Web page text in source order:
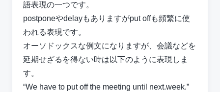
語表現の一つです。
postponeやdelayもありますがput offも頻繁に使
われる表現です。
オーソドックスな例文になりますが、会議などを
延期せざるを得ない時は以下のように表現しま
す。
“We have to put off the meeting until next.week.”